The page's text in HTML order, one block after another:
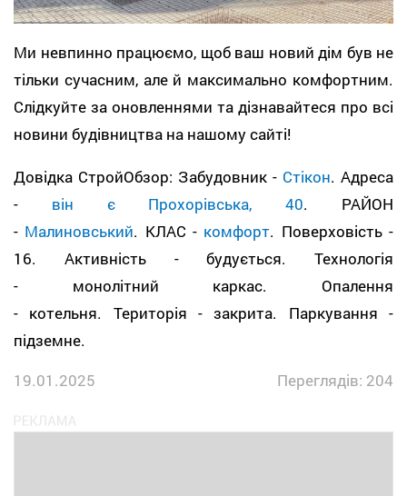
Ми невпинно працюємо, щоб ваш новий дім був не
тільки сучасним, але й максимально комфортним.
Слідкуйте за оновленнями та дізнавайтеся про всі
новини будівництва на нашому сайті!
Довідка СтройОбзор: Забудовник - Стікон. Адреса
- він є Прохорівська, 40. РАЙОН
- Малиновський. КЛАС - комфорт. Поверховість -
16. Активність - будується. Технологія
- монолітний каркас. Опалення
- котельня. Територія - закрита. Паркування -
підземне.
19.01.2025
Переглядів: 204